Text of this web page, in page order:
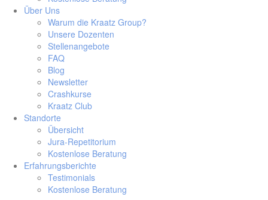
Über Uns
Warum die Kraatz Group?
Unsere Dozenten
Stellenangebote
FAQ
Blog
Newsletter
Crashkurse
Kraatz Club
Standorte
Übersicht
Jura-Repetitorium
Kostenlose Beratung
Erfahrungsberichte
Testimonials
Kostenlose Beratung